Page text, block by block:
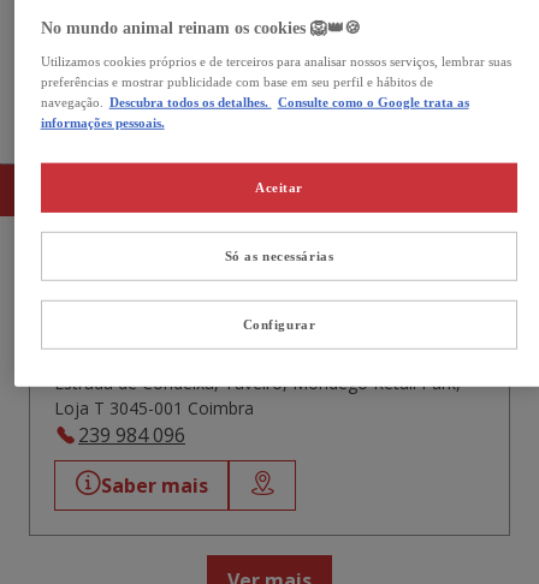
Aberto agora
As nossas lojas no Coimbra
Kiwoko Mondego Retail Park
822 Avaliações
Aberto agoraFecha às 21:00
Estrada de Condeixa, Taveiro, Mondego Retail Park,
Loja T 3045-001 Coimbra
239 984 096
Saber mais
No mundo animal reinam os cookies 🦁👑🍪
Utilizamos cookies próprios e de terceiros para analisar nossos serviços, lembrar suas
preferências e mostrar publicidade com base em seu perfil e hábitos de
navegação.
Descubra todos os detalhes.
Consulte como o Google trata as
informações pessoais.
Só as necessárias
Aceitar
Configurar